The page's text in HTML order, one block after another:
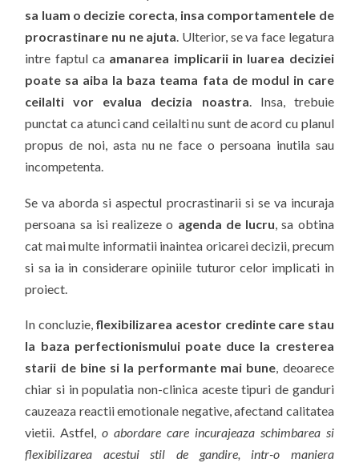
sa luam o decizie corecta, insa comportamentele de
procrastinare nu ne ajuta. Ulterior, se va face legatura
intre faptul ca amanarea implicarii in luarea deciziei
poate sa aiba la baza teama fata de modul in care
ceilalti vor evalua decizia noastra. Insa, trebuie
punctat ca atunci cand ceilalti nu sunt de acord cu planul
propus de noi, asta nu ne face o persoana inutila sau
incompetenta.
Se va aborda si aspectul procrastinarii si se va incuraja
persoana sa isi realizeze o agenda de lucru, sa obtina
cat mai multe informatii inaintea oricarei decizii, precum
si sa ia in considerare opiniile tuturor celor implicati in
proiect.
In concluzie, flexibilizarea acestor credinte care stau
la baza perfectionismului poate duce la cresterea
starii de bine si la performante mai bune, deoarece
chiar si in populatia non-clinica aceste tipuri de ganduri
cauzeaza reactii emotionale negative, afectand calitatea
vietii. Astfel,o abordare care incurajeaza schimbarea si
flexibilizarea acestui stil de gandire, intr-o maniera